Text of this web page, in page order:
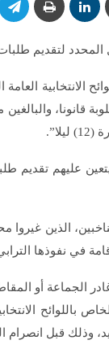
طلبات التسجيل في
الذين
في نفوذها
الجماعة أو
الخاص
المحددة لتقديم طلبات